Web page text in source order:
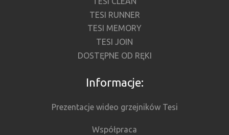
TESI RUNNER
TESI MEMORY
TESI JOIN
DOSTĘPNE OD RĘKI
Informacje:
Prezentacje wideo grzejników Tesi
Współpraca